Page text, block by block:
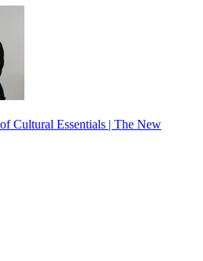
Cultural Essentials | The New